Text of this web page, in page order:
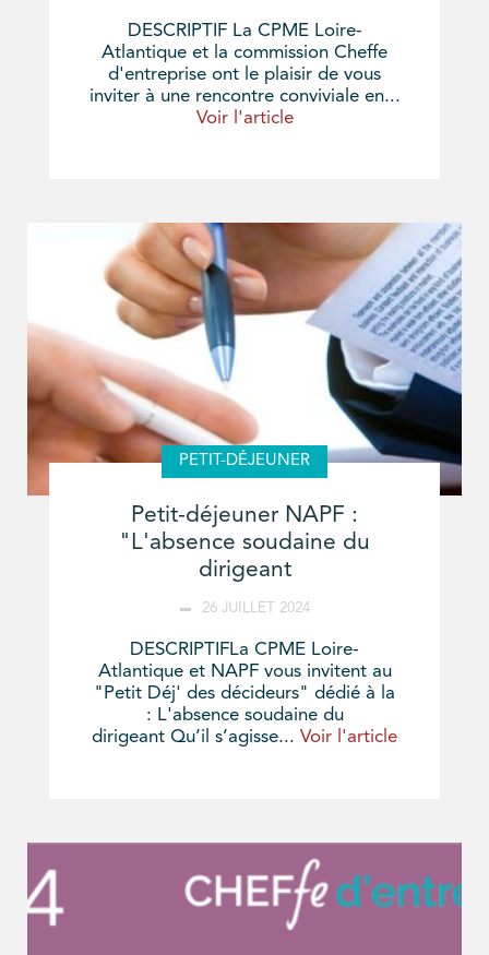
DESCRIPTIF La CPME Loire-
Atlantique et la commission Cheffe
d'entreprise ont le plaisir de vous
inviter à une rencontre conviviale en...
Voir l'article
PETIT-DÉJEUNER
Petit-déjeuner NAPF :
"L'absence soudaine du
dirigeant
26 JUILLET 2024
DESCRIPTIFLa CPME Loire-
Atlantique et NAPF vous invitent au
"Petit Déj' des décideurs" dédié à la
: L'absence soudaine du
dirigeant Qu’il s’agisse... Voir l'article